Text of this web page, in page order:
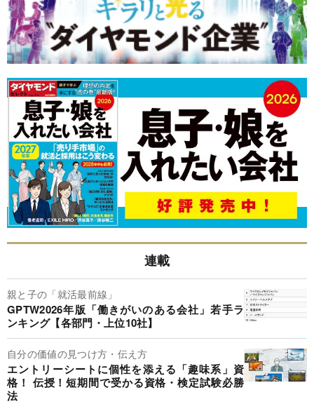
連載
親と子の「就活最前線」
GPTW2026年版「働きがいのある会社」若手ラ
ンキング【各部門・上位10社】
自分の価値の見つけ方・伝え方
エントリーシートに個性を添える「趣味系」資
格！ 伝授！短期間で受かる資格・検定試験必勝
法